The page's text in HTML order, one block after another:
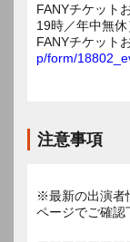
FANYチケット
19時／年中無休
FANYチケット
p/form/
注意事項
※最新の出演者
ページでご確認